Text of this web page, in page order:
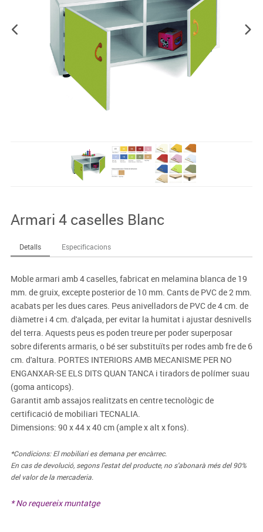
Armari 4 caselles Blanc
Detalls Especificacions
Moble armari amb 4 caselles, fabricat en melamina blanca de 19
mm. de gruix, excepte posterior de 10 mm. Cants de PVC de 2 mm.
acabats per les dues cares. Peus anivelladors de PVC de 4 cm. de
diàmetre i 4 cm. d'alçada, per evitar la humitat i ajustar desnivells
del terra. Aquests peus es poden treure per poder superposar
sobre diferents armaris, o bé ser substituïts per rodes amb fre de 6
cm. d'altura. PORTES INTERIORS AMB MECANISME PER NO
ENGANXAR-SE ELS DITS QUAN TANCA i tiradors de polímer suau
(goma anticops).
Garantit amb assajos realitzats en centre tecnològic de
certificació de mobiliari TECNALIA.
Dimensions: 90 x 44 x 40 cm (ample x alt x fons).
*Condicions: El mobiliari es demana per encàrrec.
En cas de devolució, segons l'estat del producte, no s'abonarà més del 90%
del valor de la mercaderia.
* No requereix muntatge